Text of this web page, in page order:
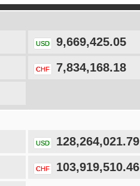
USD 9,669,425.05
CHF 7,834,168.18
USD 128,264,021.79
CHF 103,919,510.46